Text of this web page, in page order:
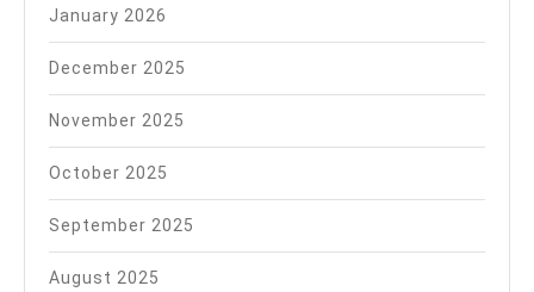
January 2026
December 2025
November 2025
October 2025
September 2025
August 2025